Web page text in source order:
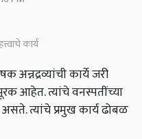
कार्य
अन्नद्रव्यांची कार्ये जरी
आहेत. त्यांचे वनस्पतींच्या
असते. त्यांचे प्रमुख कार्य ढोबळ